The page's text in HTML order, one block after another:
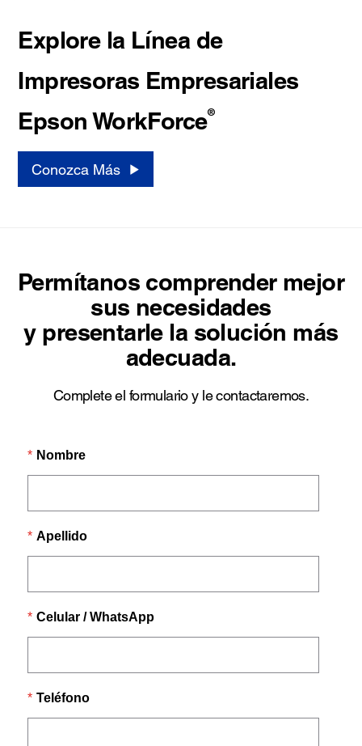
Explore la Línea de
Impresoras Empresariales
Epson WorkForce®
Conozca Más
Permítanos comprender mejor
sus necesidades
y presentarle la solución más
adecuada.
Complete el formulario y le contactaremos.